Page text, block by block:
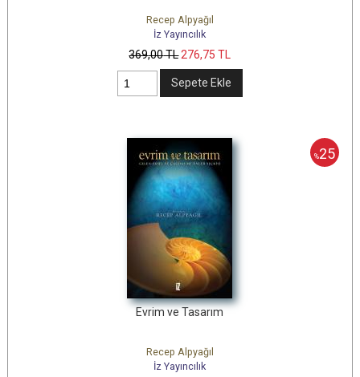
Recep Alpyağıl
İz Yayıncılık
369,00TL276,75 TL
Sepete Ekle
%25
Evrim ve Tasarım
Recep Alpyağıl
İz Yayıncılık